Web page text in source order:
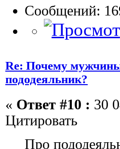
Сообщений:
Re: Почему
пододеяльник?
« Ответ #10 : 30
Цитировать
Про